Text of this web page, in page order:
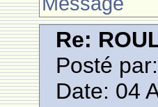
Re:
Posté par:
Date: 04